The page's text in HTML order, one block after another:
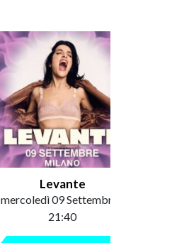
Levante
mercoledì 09 Settembre /
21:40